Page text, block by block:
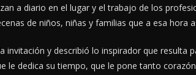
a diario en el lugar y el trabajo de los
de niños, niñas y familias que a esa hora
invitación y describió lo inspirador que resulta
le dedica su tiempo, que le pone tanto